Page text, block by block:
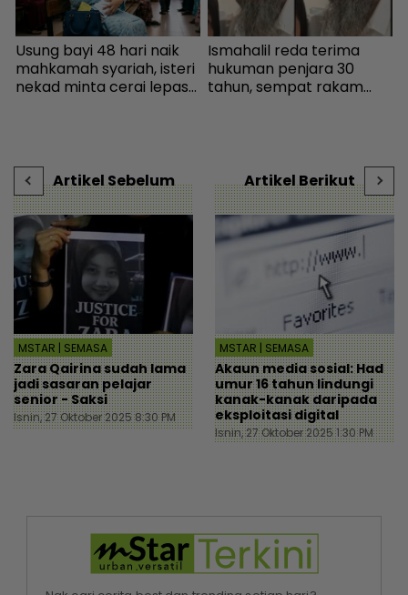
Usung bayi 48 hari naik
mahkamah syariah, isteri
nekad minta cerai lepas
Ismahalil reda terima
hukuman penjara 30
tahun, sempat rakam
Artikel Sebelum
MSTAR | SEMASA
Zara Qairina sudah lama
jadi sasaran pelajar
senior - Saksi
Isnin, 27 Oktober 2025 8:30 PM
Artikel Berikut
MSTAR | SEMASA
Akaun media sosial: Had
umur 16 tahun lindungi
kanak-kanak daripada
eksploitasi digital
Isnin, 27 Oktober 2025 1:30 PM